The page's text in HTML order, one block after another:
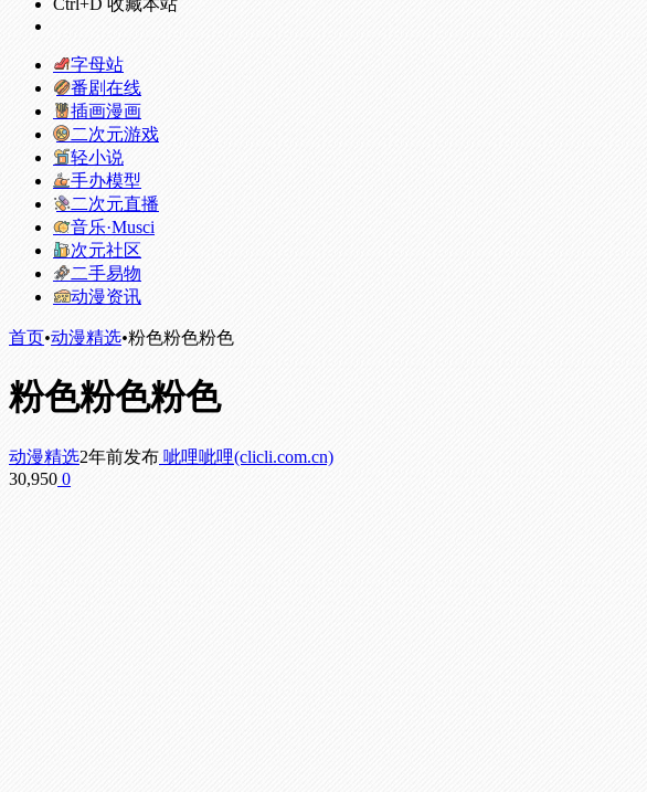
Ctrl+D 收藏本站
字母站
番剧在线
插画漫画
二次元游戏
轻小说
手办模型
二次元直播
音乐·Musci
次元社区
二手易物
动漫资讯
首页•动漫精选•粉色粉色粉色
粉色粉色粉色
动漫精选2年前发布 呲哩呲哩(clicli.com.cn)
30,950 0